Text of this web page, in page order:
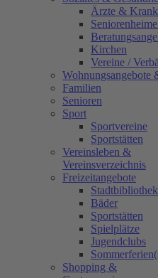
Ärzte &
Kirchen
Vereine /
Wohnungsangebote
Familien
Senioren
Sport
Sportvereine
Sportstätten
Vereinsleben &
Vereinsverzeichnis
Freizeitangebote
Stadtbibliothek
Bäder
Sportstätten
Spielplätze
Jugendclubs
Shopping &